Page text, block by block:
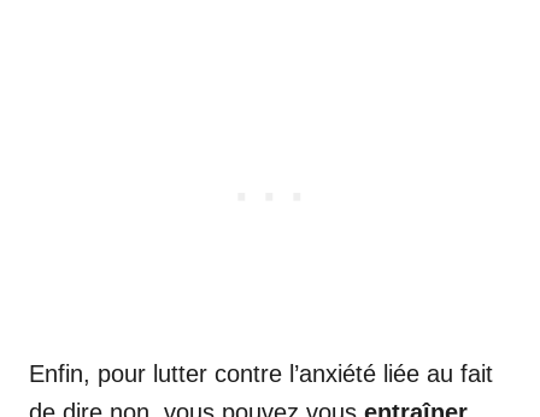
Enfin, pour lutter contre l’anxiété liée au fait